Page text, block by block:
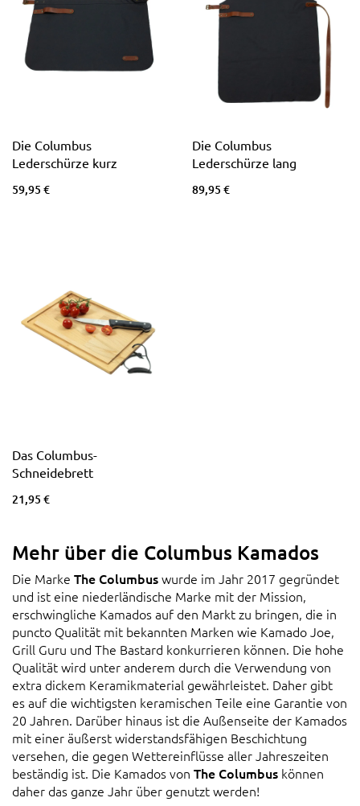
Die Columbus
Lederschürze kurz
59,95 €
Die Columbus
Lederschürze lang
89,95 €
Das Columbus-
Schneidebrett
21,95 €
Mehr über die Columbus Kamados
Die Marke The Columbuswurde im Jahr 2017 gegründet
und ist eine niederländische Marke mit der Mission,
erschwingliche Kamados auf den Markt zu bringen, die in
puncto Qualität mit bekannten Marken wie Kamado Joe,
Grill Guru und The Bastard konkurrieren können. Die hohe
Qualität wird unter anderem durch die Verwendung von
extra dickem Keramikmaterial gewährleistet. Daher gibt
es auf die wichtigsten keramischen Teile eine Garantie von
20 Jahren. Darüber hinaus ist die Außenseite der Kamados
mit einer äußerst widerstandsfähigen Beschichtung
versehen, die gegen Wettereinflüsse aller Jahreszeiten
beständig ist. Die Kamados von The Columbus können
daher das ganze Jahr über genutzt werden!